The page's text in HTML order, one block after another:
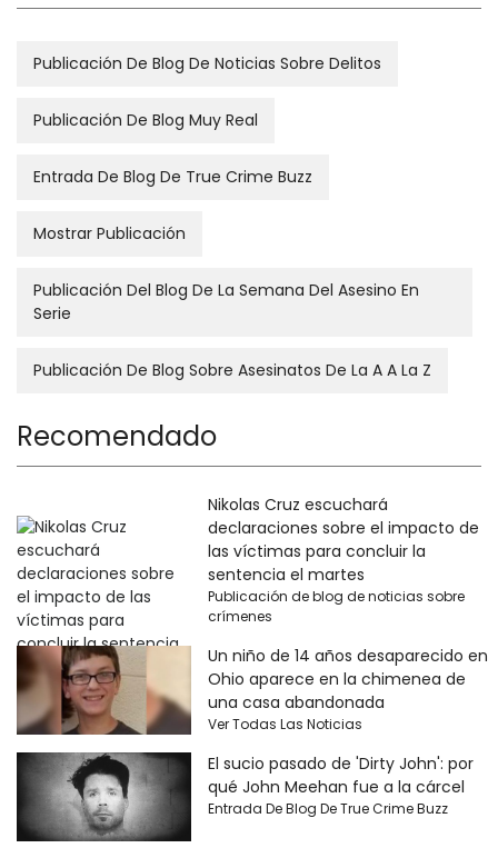
Publicación De Blog De Noticias Sobre Delitos
Publicación De Blog Muy Real
Entrada De Blog De True Crime Buzz
Mostrar Publicación
Publicación Del Blog De La Semana Del Asesino En
Serie
Publicación De Blog Sobre Asesinatos De La A A La Z
Recomendado
Nikolas Cruz escuchará
declaraciones sobre el impacto de
las víctimas para concluir la
sentencia el martes
Publicación de blog de noticias sobre
crímenes
Un niño de 14 años desaparecido en
Ohio aparece en la chimenea de
una casa abandonada
Ver Todas Las Noticias
El sucio pasado de 'Dirty John': por
qué John Meehan fue a la cárcel
Entrada De Blog De True Crime Buzz